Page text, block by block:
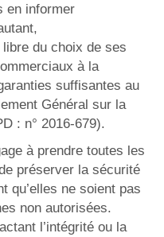
en informer
libre du choix de ses
à la
suffisantes au
Général sur la
: n° 2016-679).
à prendre toutes les
préserver la sécurité
qu’elles ne soient pas
non autorisées.
l’intégrité ou la